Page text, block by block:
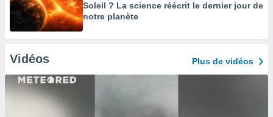
Soleil ? La science réécrit le dernier jour de
notre planète
Vidéos Plus de vidéos